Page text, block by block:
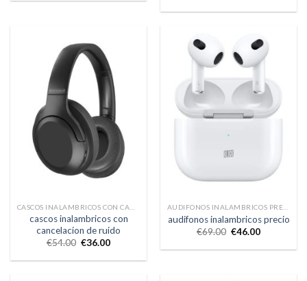
cascos inalambricos con
cancelacion de ruido
€54.00 €36.00
audifonos inalambricos precio
€69.00 €46.00